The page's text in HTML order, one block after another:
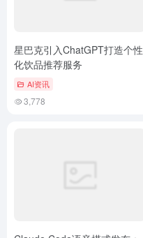
星巴克引入ChatGPT打造个性
化饮品推荐服务
AI资讯
3,778